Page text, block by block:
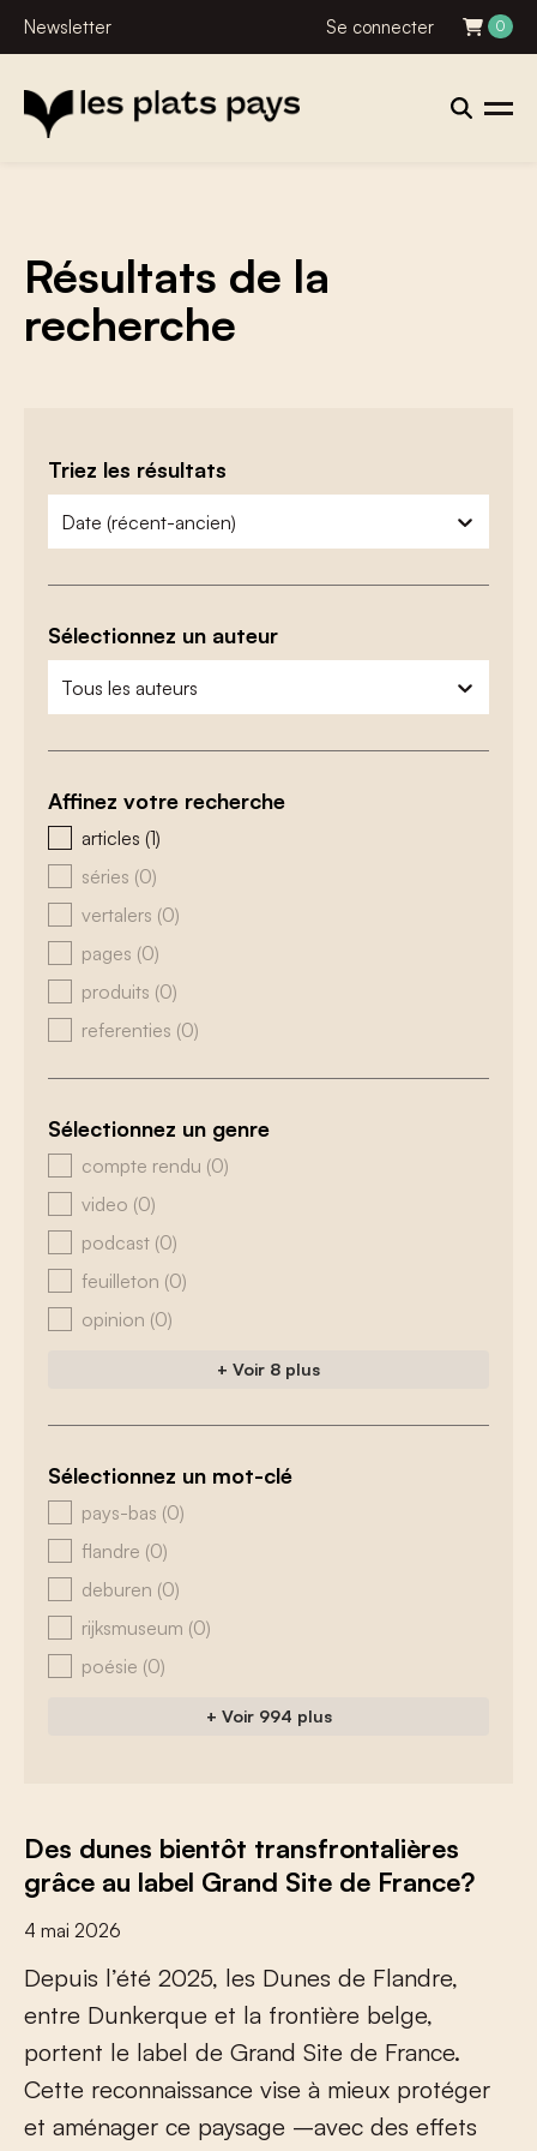
Newsletter Se connecter 0
Résultats de la
recherche
Triez les résultats
zoeken - sorteer
trier le contenu
Sélectionnez un auteur
zoeken - auteurs
sélectionnez le contenu
Affinez votre recherche
zoeken - type
articles (1)
séries (0)
vertalers (0)
pages (0)
produits (0)
referenties (0)
Sélectionnez un genre
zoeken - genre
compte rendu (0)
video (0)
podcast (0)
feuilleton (0)
opinion (0)
+ Voir 8 plus
Sélectionnez un mot-clé
zoeken - tags
pays-bas (0)
flandre (0)
deburen (0)
rijksmuseum (0)
poésie (0)
+ Voir 994 plus
Des dunes bientôt transfrontalières
grâce au label Grand Site de France?
4 mai 2026
Depuis l’été 2025, les Dunes de Flandre,
entre Dunkerque et la frontière belge,
portent le label de Grand Site de France.
Cette reconnaissance vise à mieux protéger
et aménager ce paysage –avec des efets